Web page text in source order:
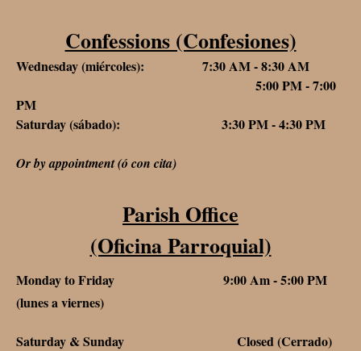
Confessions (Confesiones)
Wednesday (miércoles): 7:30 AM - 8:30 AM
5:00 PM - 7:00
PM
Saturday (sábado): 3:30 PM - 4:30 PM
Or by appointment (ó con cita)
Parish Office
(Oficina Parroquial)
Monday to Friday 9:00 Am - 5:00 PM
(lunes a viernes)
Saturday & Sunday Closed (Cerrado)